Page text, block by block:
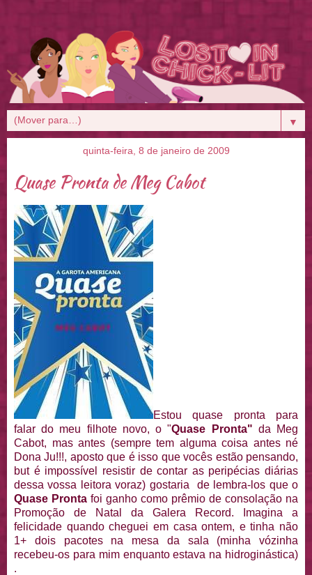
▼
quinta-feira, 8 de janeiro de 2009
Quase Pronta de Meg Cabot
Estou quase pronta para
falar do meu filhote novo, o "Quase Pronta" da Meg
Cabot, mas antes (sempre tem alguma coisa antes né
Dona Ju!!!, aposto que é isso que vocês estão pensando,
but é impossível resistir de contar as peripécias diárias
dessa vossa leitora voraz) gostaria de lembra-los que o
Quase Pronta foi ganho como prêmio de consolação na
Promoção de Natal da Galera Record. Imagina a
felicidade quando cheguei em casa ontem, e tinha não
1+ dois pacotes na mesa da sala (minha vózinha
recebeu-os para mim enquanto estava na hidroginástica)
.